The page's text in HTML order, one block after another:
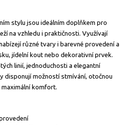
stylu jsou ideálním doplňkem pro
na vzhledu i praktičnosti. Využívají
různé tvary i barevné provedení a
jídelní kout nebo dekorativní prvek.
linií, jednoduchosti a elegantní
disponují možností stmívání, otočnou
maximální komfort.